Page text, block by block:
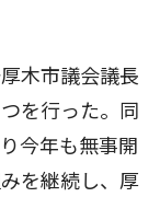
木市議会議長
を行った。同
今年も無事開
を継続し、厚